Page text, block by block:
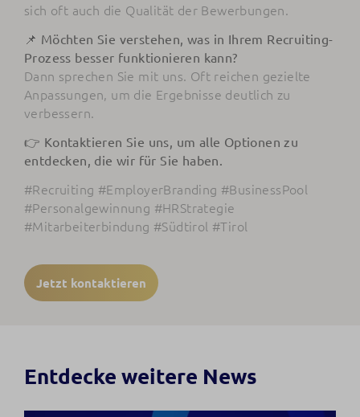
sich oft auch die Qualität der Bewerbungen.
📌 Möchten Sie verstehen, was in Ihrem Recruiting-
Prozess besser funktionieren kann?
Dann sprechen Sie mit uns. Oft reichen gezielte
Anpassungen, um die Ergebnisse deutlich zu
verbessern.
👉 Kontaktieren Sie uns, um alle Optionen zu
entdecken, die wir für Sie haben.
#Recruiting #EmployerBranding #BusinessPool
#Personalgewinnung #HRStrategie
#Mitarbeiterbindung #Südtirol #Tirol
Jetzt kontaktieren
Entdecke weitere News